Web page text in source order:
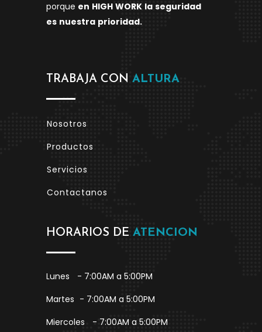
porque en HIGH WORK la seguridad
es nuestra prioridad.
TRABAJA CON ALTURA
Nosotros
Productos
Servicios
Contactanos
HORARIOS DE ATENCION
Lunes
- 7:00AM a 5:00PM
Martes - 7:00AM a 5:00PM
Miercoles
- 7:00AM a 5:00PM